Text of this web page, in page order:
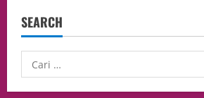
SEARCH